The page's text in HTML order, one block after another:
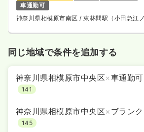
車通勤可
神奈川県相模原市南区/ 東林間駅（小田急江
同じ地域で条件を追加する
神奈川県相模原市中央区×車通勤可
141
神奈川県相模原市中央区× ブラン
145